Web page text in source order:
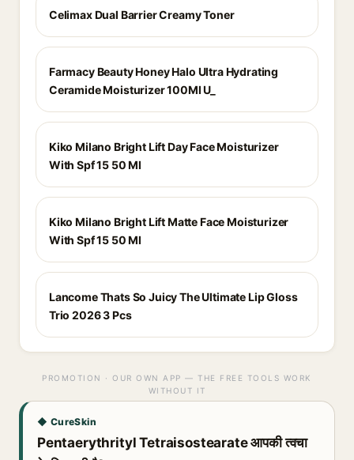
Celimax Dual Barrier Creamy Toner
Farmacy Beauty Honey Halo Ultra Hydrating
Ceramide Moisturizer 100Ml U_
Kiko Milano Bright Lift Day Face Moisturizer
With Spf 15 50 Ml
Kiko Milano Bright Lift Matte Face Moisturizer
With Spf 15 50 Ml
Lancome Thats So Juicy The Ultimate Lip Gloss
Trio 2026 3 Pcs
PROMOTION · OUR OWN APP — THE FREE TOOLS WORK
WITHOUT IT
◆ CureSkin
Pentaerythrityl Tetraisostearate आपकी त्वचा